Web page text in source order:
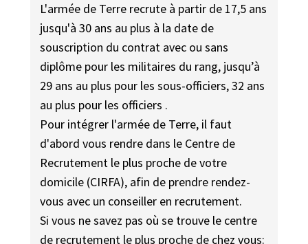
L'armée de Terre recrute à partir de 17,5 ans
jusqu'à 30 ans au plus à la date de
souscription du contrat avec ou sans
diplôme pour les militaires du rang, jusqu’à
29 ans au plus pour les sous-officiers, 32 ans
au plus pour les officiers .
Pour intégrer l'armée de Terre, il faut
d'abord vous rendre dans le Centre de
Recrutement le plus proche de votre
domicile (CIRFA), afin de prendre rendez-
vous avec un conseiller en recrutement.
Si vous ne savez pas où se trouve le centre
de recrutement le plus proche de chez vous: